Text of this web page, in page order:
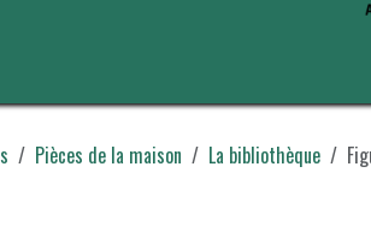
Pièces de la maison La bibliothèque